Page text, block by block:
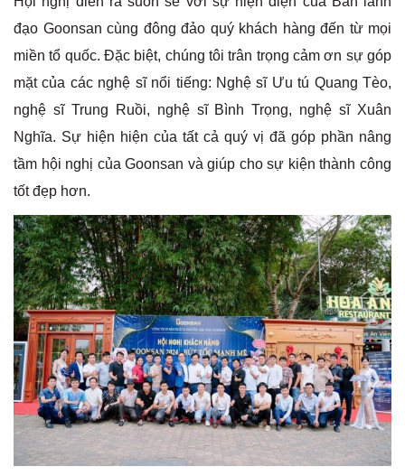
đạo Goonsan cùng đông đảo quý khách hàng đến từ mọi
miền tổ quốc. Đặc biệt, chúng tôi trân trọng cảm ơn sự góp
mặt của các nghệ sĩ nổi tiếng: Nghệ sĩ Ưu tú Quang Tèo,
nghệ sĩ Trung Ruồi, nghệ sĩ Bình Trọng, nghệ sĩ Xuân
Nghĩa. Sự hiện hiện của tất cả quý vị đã góp phần nâng
tầm hội nghị của Goonsan và giúp cho sự kiện thành công
tốt đẹp hơn.